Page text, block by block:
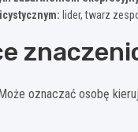
lider, twarz
oznaczać osobę